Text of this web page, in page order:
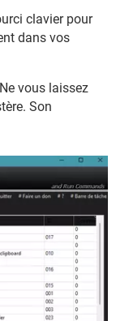
clavier pour
dans vos
vous laissez
Son